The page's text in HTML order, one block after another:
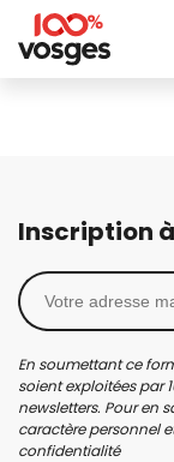
Inscription
En soumettant ce
soient exploitées par
newsletters. Pour en
caractère personnel
confidentialité